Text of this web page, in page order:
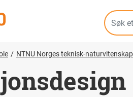
NTNU Norges teknisk-